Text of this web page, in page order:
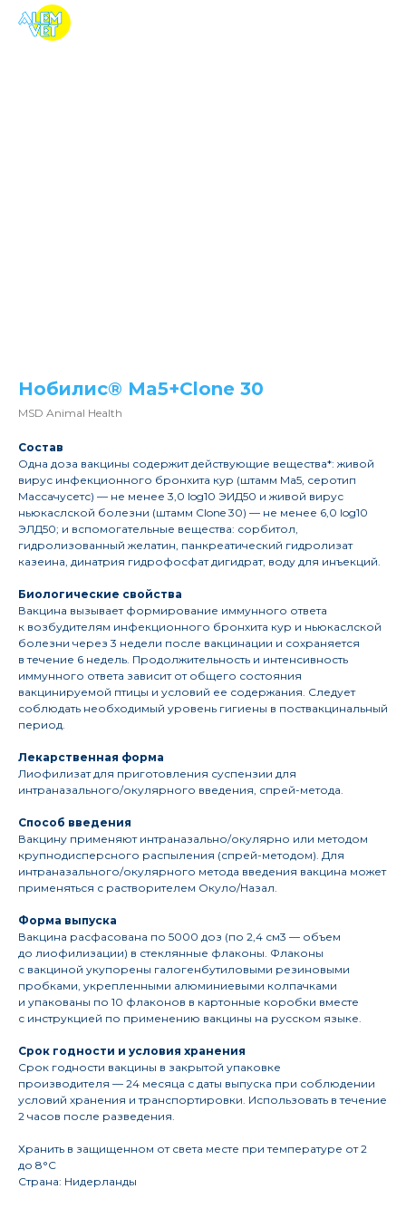
Нобилис® Ma5+Clone 30
MSD Animal Health
Состав
Одна доза вакцины содержит действующие вещества*: живой
вирус инфекционного бронхита кур (штамм Ма5, серотип
Массачусетс) — не менее 3,0 log10 ЭИД50 и живой вирус
ньюкаслской болезни (штамм Clone 30) — не менее 6,0 log10
ЭЛД50; и вспомогательные вещества: сорбитол,
гидролизованный желатин, панкреатический гидролизат
казеина, динатрия гидрофосфат дигидрат, воду для инъекций.
Биологические свойства
Вакцина вызывает формирование иммунного ответа
к возбудителям инфекционного бронхита кур и ньюкаслской
болезни через 3 недели после вакцинации и сохраняется
в течение 6 недель. Продолжительность и интенсивность
иммунного ответа зависит от общего состояния
вакцинируемой птицы и условий ее содержания. Следует
соблюдать необходимый уровень гигиены в поствакцинальный
период.
Лекарственная форма
Лиофилизат для приготовления суспензии для
интраназального/окулярного введения, спрей-метода.
Способ введения
Вакцину применяют интраназально/окулярно или методом
крупнодисперсного распыления (спрей-методом). Для
интраназального/окулярного метода введения вакцина может
применяться с растворителем Окуло/Назал.
Форма выпуска
Вакцина расфасована по 5000 доз (по 2,4 см3 — объем
до лиофилизации) в стеклянные флаконы. Флаконы
с вакциной укупорены галогенбутиловыми резиновыми
пробками, укрепленными алюминиевыми колпачками
и упакованы по 10 флаконов в картонные коробки вместе
с инструкцией по применению вакцины на русском языке.
Срок годности и условия хранения
Срок годности вакцины в закрытой упаковке
производителя — 24 месяца с даты выпуска при соблюдении
условий хранения и транспортировки. Использовать в течение
2 часов после разведения.
Хранить в защищенном от света месте при температуре от 2
до 8°С
Страна: Нидерланды